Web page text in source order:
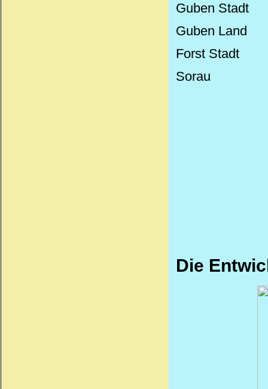
Guben Stadt
Guben Land
Forst Stadt
Sorau
Die